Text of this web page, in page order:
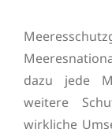
dazu jede
weitere
wirkliche